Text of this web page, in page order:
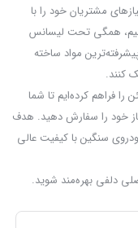
مشتریان خود را با
همگی تحت لیسانس
مواد ساخته
کنند.
را فراهم کرده‌ایم تا شما
خود را سفارش دهید. هدف
سنگین با کیفیت عالی
دلفی بهره‌مند شوید.